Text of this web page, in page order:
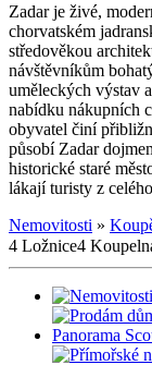
Zadar je živé,
chorvatském
středověkou
návštěvníkům
uměleckých výstav
nabídku nákupních
obyvatel činí
působí Zadar
historické staré
lákají turisty z
Nemovitosti »
4 Ložnice4